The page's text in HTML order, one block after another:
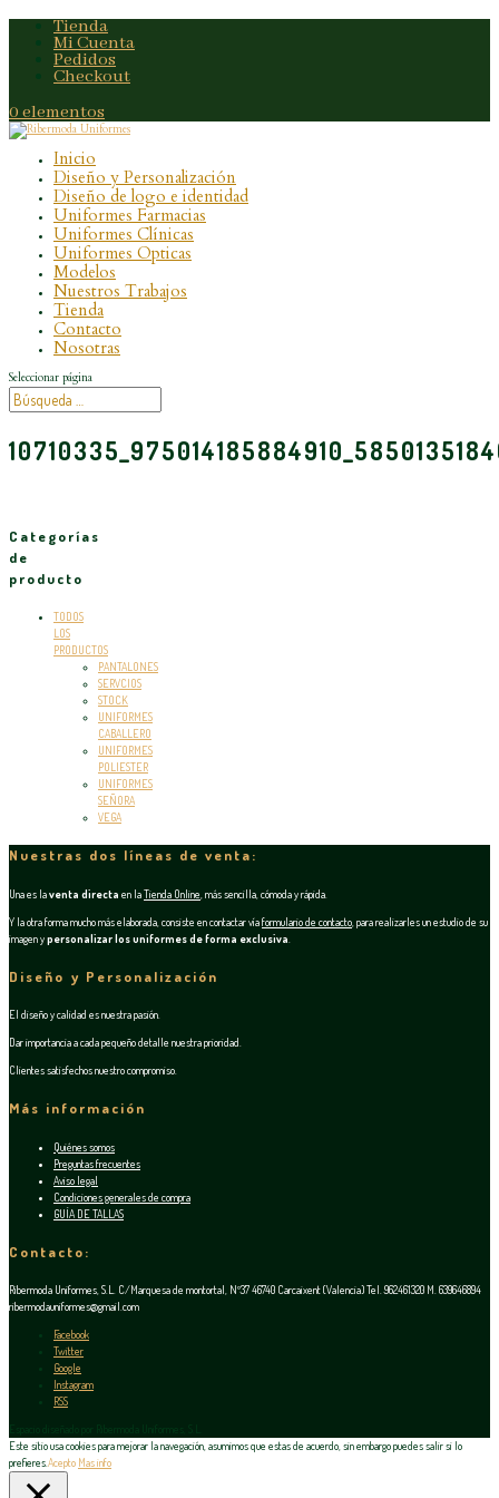
Tienda
Mi Cuenta
Pedidos
Checkout
0 elementos
Inicio
Diseño y Personalización
Diseño de logo e identidad
Uniformes Farmacias
Uniformes Clínicas
Uniformes Opticas
Modelos
Nuestros Trabajos
Tienda
Contacto
Nosotras
Seleccionar página
Categorías
de
producto
TODOS
LOS
PRODUCTOS
PANTALONES
SERVCIOS
STOCK
UNIFORMES
CABALLERO
UNIFORMES
POLIESTER
UNIFORMES
SEÑORA
VEGA
Nuestras dos líneas de venta:
Una es laventa directa en laTienda Online , más sencilla, cómoda y rápida.
Y la otra forma mucho más elaborada, consiste en contactar víaformulario de contacto , para realizarles un estudio de su
imagen ypersonalizar los uniformes de forma exclusiva
Diseño y Personalización
El diseño y calidad es nuestra pasión.
Dar importancia a cada pequeño detalle nuestra prioridad.
Clientes satisfechos nuestro compromiso.
Más información
Quiénes somos
Preguntas frecuentes
Aviso legal
Condiciones generales de compra
GUÍA DE TALLAS
Contacto:
Ribermoda Uniformes, S.L. C/Marquesa de montortal, Nº37 46740 Carcaixent (Valencia) Tel. 962461320 M. 639646894
ribermodauniformes@gmail.com
Facebook
Twitter
Google
Instagram
RSS
Este sitio usa cookies para mejorar la navegación, asumimos que estas de acuerdo, sin embargo puedes salir si lo
prefieres.Acepto Mas info